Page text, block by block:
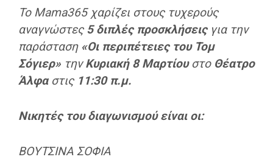
Το Mama365 χαρίζει στους τυχερούς
αναγνώστες 5 διπλές προσκλήσειςγια την
παράσταση «Οι περιπέτειες του Τομ
Σόγιερ» τηνΚυριακή 8 Μαρτίουστο Θέατρο
Άλφαστις 11:30 π.μ.
Νικητές του διαγωνισμού είναι οι:
ΒΟΥΤΣΙΝΑ ΣΟΦΙΑ